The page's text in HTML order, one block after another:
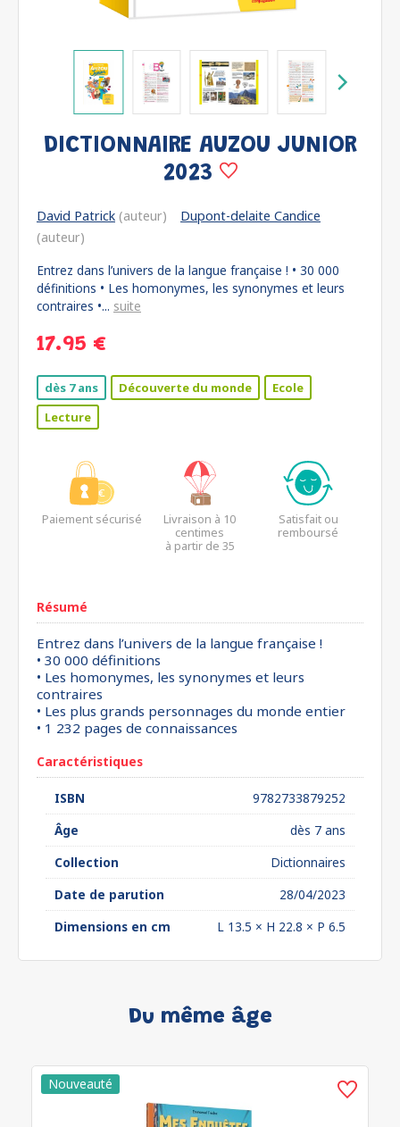
DICTIONNAIRE AUZOU JUNIOR
2023
David Patrick (auteur)
Dupont-delaite Candice
(auteur)
Entrez dans l’univers de la langue française ! • 30 000
définitions • Les homonymes, les synonymes et leurs
contraires •... suite
17.95 €
dès 7 ans Découverte du monde
Ecole
Lecture
Paiement sécurisé
Livraison à 10
centimes
à partir de 35
Satisfait ou
remboursé
Résumé
Entrez dans l’univers de la langue française !
• 30 000 définitions
• Les homonymes, les synonymes et leurs
contraires
• Les plus grands personnages du monde entier
• 1 232 pages de connaissances
Caractéristiques
ISBN
9782733879252
Âge
dès 7 ans
Collection
Dictionnaires
Date de parution
28/04/2023
Dimensions en cm
L 13.5 × H 22.8 × P 6.5
Du même âge